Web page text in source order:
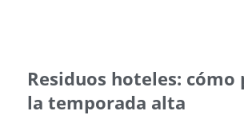
Residuos hoteles:
la temporada alta